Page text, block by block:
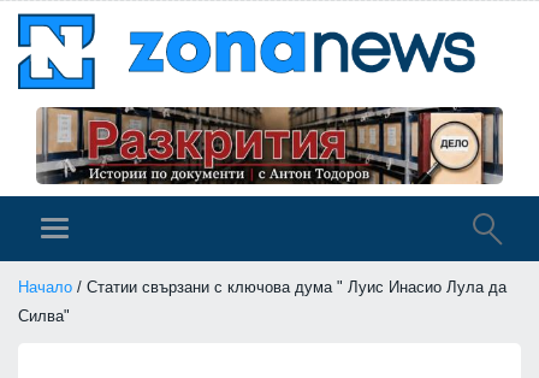
Начало / Статии свързани с ключова дума " Луис Инасио Лула да
Силва"